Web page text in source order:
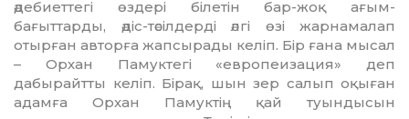
әдебиеттегі өздері білетін бар-жоқ ағым-
бағыттарды, әдіс-тәсілдерді әлгі өзі жарнамалап
отырған ав­торға жапсырады келіп. Бір ғана мысал
– Орхан Памуктегі «евро­пеи­зация» деп
дабырайтты келіп. Бірақ, шын зер салып оқы­ған
адамға Орхан Памуктің қай туын­дысын